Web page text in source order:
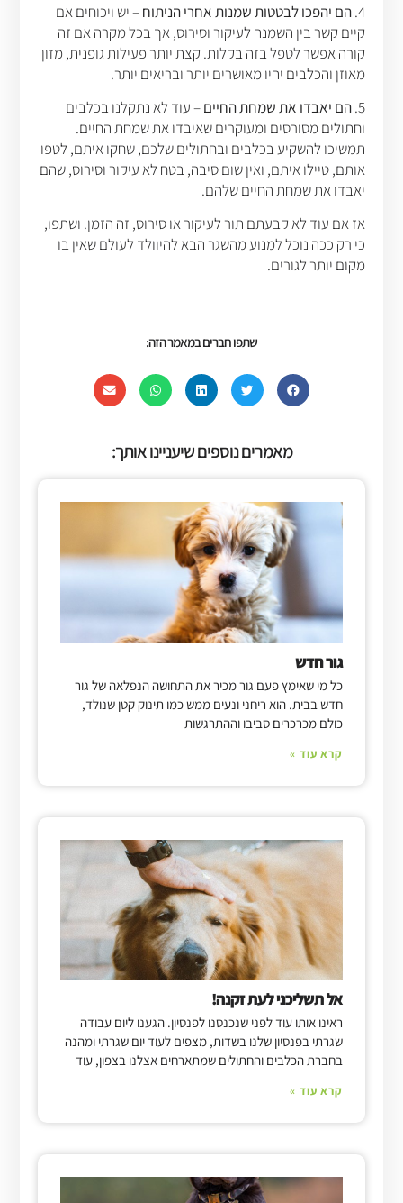
4. הם יהפכו לבטטות שמנות אחרי הניתוח– יש ויכוחים אם
קיים קשר בין השמנה לעיקור וסירוס, אך בכל מקרה אם זה
קורה אפשר לטפל בזה בקלות. קצת יותר פעילות גופנית, מזון
מאוזן והכלבים יהיו מאושרים יותר ובריאים יותר.
5. הם יאבדו את שמחת החיים– עוד לא נתקלנו בכלבים
וחתולים מסורסים ומעוקרים שאיבדו את שמחת החיים.
תמשיכו להשקיע בכלבים ובחתולים שלכם, שחקו איתם, לטפו
אותם, טיילו איתם, ואין שום סיבה, בטח לא עיקור וסירוס, שהם
יאבדו את שמחת החיים שלהם.
אז אם עוד לא קבעתם תור לעיקור או סירוס, זה הזמן. ושתפו,
כי רק ככה נוכל למנוע מהשגר הבא להיוולד לעולם שאין בו
מקום יותר לגורים.
שתפו חברים במאמר הזה:
מאמרים נוספים שיעניינו אותך:
גור חדש
כל מי שאימץ פעם גור מכיר את התחושה הנפלאה של גור
חדש בבית. הוא ריחני ונעים ממש כמו תינוק קטן שנולד,
כולם מכרכרים סביבו וההתרגשות
קרא עוד »
אל תשליכני לעת זקנה!
ראינו אותו עוד לפני שנכנסנו לפנסיון. הגענו ליום עבודה
שגרתי בפנסיון שלנו בשדות, מצפים לעוד יום שגרתי ומהנה
בחברת הכלבים והחתולים שמתארחים אצלנו בצפון, עוד
קרא עוד »